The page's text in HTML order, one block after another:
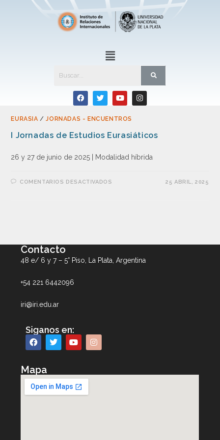
EURASIA /JORNADAS - ENCUENTROS
I Jornadas de Estudios Eurasiáticos
26 y 27 de junio de 2025 | Modalidad híbrida
COMENTARIOS DESACTIVADOS 25 ABRIL, 2025
Contacto
48 e/ 6 y 7 – 5° Piso, La Plata, Argentina
+54 221 6442096
iri@iri.edu.ar
Siganos en:
Mapa